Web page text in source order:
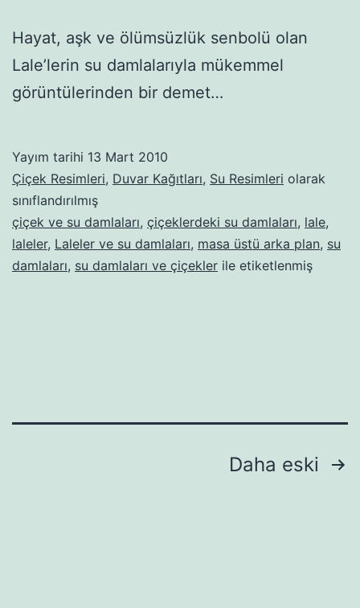
Hayat, aşk ve ölümsüzlük senbolü olan
Lale’lerin su damlalarıyla mükemmel
görüntülerinden bir demet…
Yayım tarihi 13 Mart 2010
Çiçek Resimleri, Duvar Kağıtları, Su Resimleri olarak
sınıflandırılmış
çiçek ve su damlaları, çiçeklerdeki su damlaları, lale,
laleler, Laleler ve su damlaları, masa üstü arka plan, su
damlaları, su damlaları ve çiçekler ile etiketlenmiş
Daha eski